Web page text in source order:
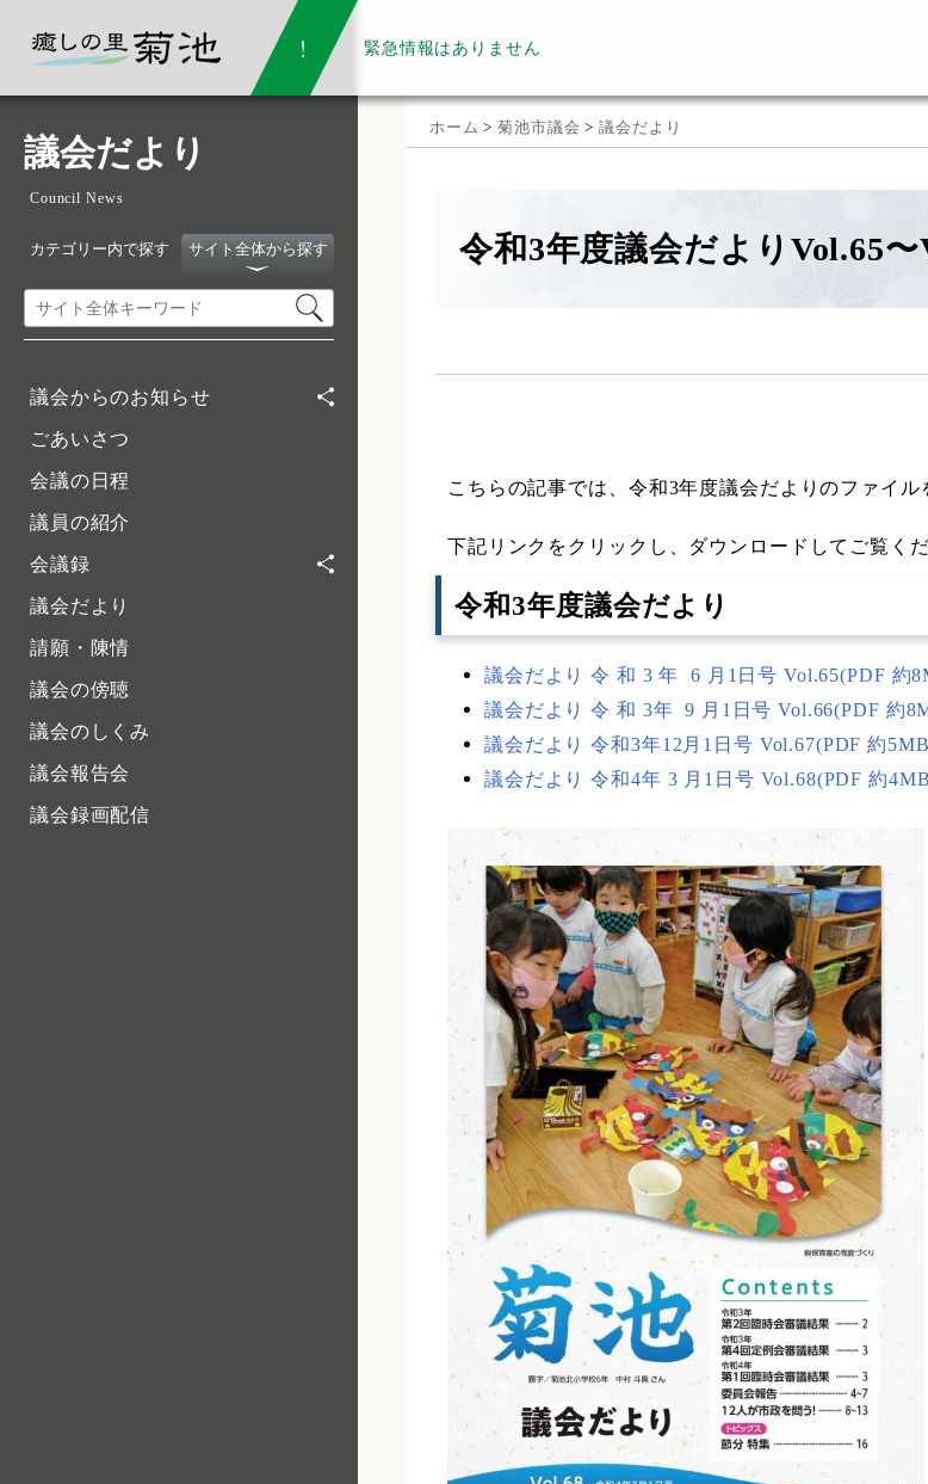
緊急情報はありません
議会だより
Council News
カテゴリー内で探す サイト全体から探す
議会からのお知らせ
ごあいさつ
会議の日程
議員の紹介
会議録
議会だより
請願・陳情
議会の傍聴
議会のしくみ
議会報告会
議会録画配信
ホーム >菊池市議会 >議会だより
令和3年度議会だよりVol.65〜
こちらの記事では、令和3年度議会だよりのファイル
下記リンクをクリックし、ダウンロードしてご覧くだ
令和3年度議会だより
議会だより 令 和 3 年 6 月1日号 Vol.65(PDF 約
議会だより 令 和 3年 9 月1日号 Vol.66(PDF 約
議会だより 令和3年12月1日号 Vol.67(PDF 約
議会だより 令和4年 3 月1日号 Vol.68(PDF 約